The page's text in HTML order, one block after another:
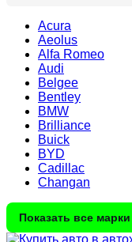
Acura
Aeolus
Alfa Romeo
Audi
Belgee
Bentley
BMW
Brilliance
Buick
BYD
Cadillac
Changan
Показать все марки